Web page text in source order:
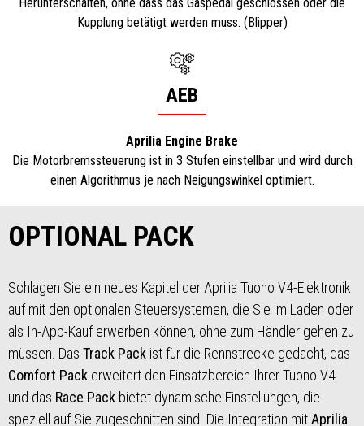
Kupplung betätigt werden muss. (Blipper)
AEB
Aprilia Engine Brake
Die Motorbremssteuerung ist in 3 Stufen einstellbar und wird durch
einen Algorithmus je nach Neigungswinkel optimiert.
OPTIONAL PACK
Schlagen Sie ein neues Kapitel der Aprilia Tuono V4-Elektronik
auf mit den optionalen Steuersystemen, die Sie im Laden oder
als In-App-Kauf erwerben können, ohne zum Händler gehen zu
müssen. Das Track Pack ist für die Rennstrecke gedacht, das
Comfort Pack erweitert den Einsatzbereich Ihrer Tuono V4
und das Race Pack bietet dynamische Einstellungen, die
speziell auf Sie zugeschnitten sind. Die Integration mitAprilia